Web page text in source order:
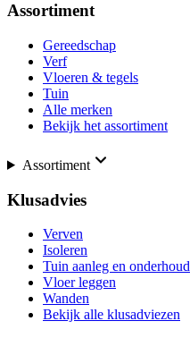
Assortiment
Gereedschap
Verf
Vloeren & tegels
Tuin
Alle merken
Bekijk het assortiment
Assortiment
Klusadvies
Verven
Isoleren
Tuin aanleg en onderhoud
Vloer leggen
Wanden
Bekijk alle klusadviezen